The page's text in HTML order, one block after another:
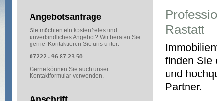
Rastatt
finden Sie
und
Angebotsanfrage
Sie möchten ein kostenfreies und
unverbindliches Angebot? Wir beraten Sie
gerne. Kontaktieren Sie uns unter:
07222 - 96 87 23 50
Gerne können Sie auch unser
Kontaktformular verwenden.
Anschrift